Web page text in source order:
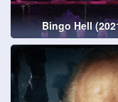
Bingo Hell